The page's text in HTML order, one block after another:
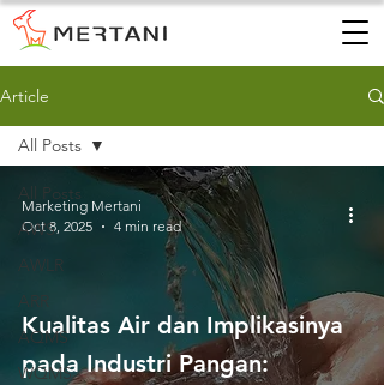
Article
All Posts
AWS
AWLR
ARR
AQMS
WQMS
All Posts
Kualitas Air dan Implikasinya
pada Industri Pangan:
Marketing Mertani
Oct 8, 2025
4 min read